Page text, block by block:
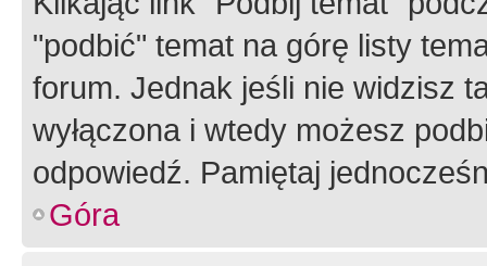
"podbić" temat na górę listy
forum. Jednak jeśli nie widzisz
wyłączona i wtedy możesz
odpowiedź. Pamiętaj
Góra